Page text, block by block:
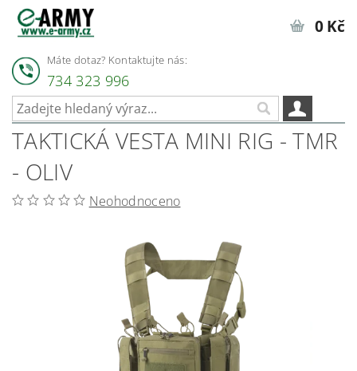
Máte dotaz? Kontaktujte nás:
734 323 996
0 Kč
TAKTICKÁ VESTA MINI RIG - TMR
- OLIV
Neohodnoceno